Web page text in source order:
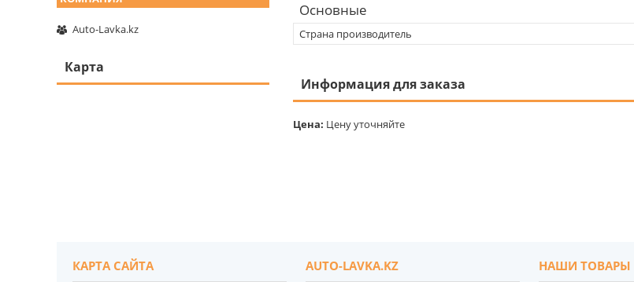
Основные
Страна производитель
Информация для заказа
Цена: Цену уточняйте
Auto-Lavka.kz
Карта
КАРТА САЙТА AUTO-LAVKA.KZ НАШИ ТОВАРЫ